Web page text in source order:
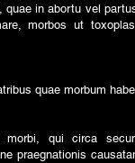
in abortu vel
morbos ut
quae morbum
morbi, qui circa
praegnationis